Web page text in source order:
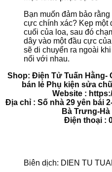
Bạn muốn đảm bảo
cực chính xác? Kẹp một
cuối của loa, sau đó
dây vào một đầu cực
sẽ di chuyển ra ngoài
nối với nhau.
Shop: Điện Tử Tuấn Hằng-
bán lẻ Phụ kiện sửa
Website :
Địa chỉ : Số nhà 29 yên bái
Bà Trưng-
Điện thoại :
Biên dịch: DIEN TU